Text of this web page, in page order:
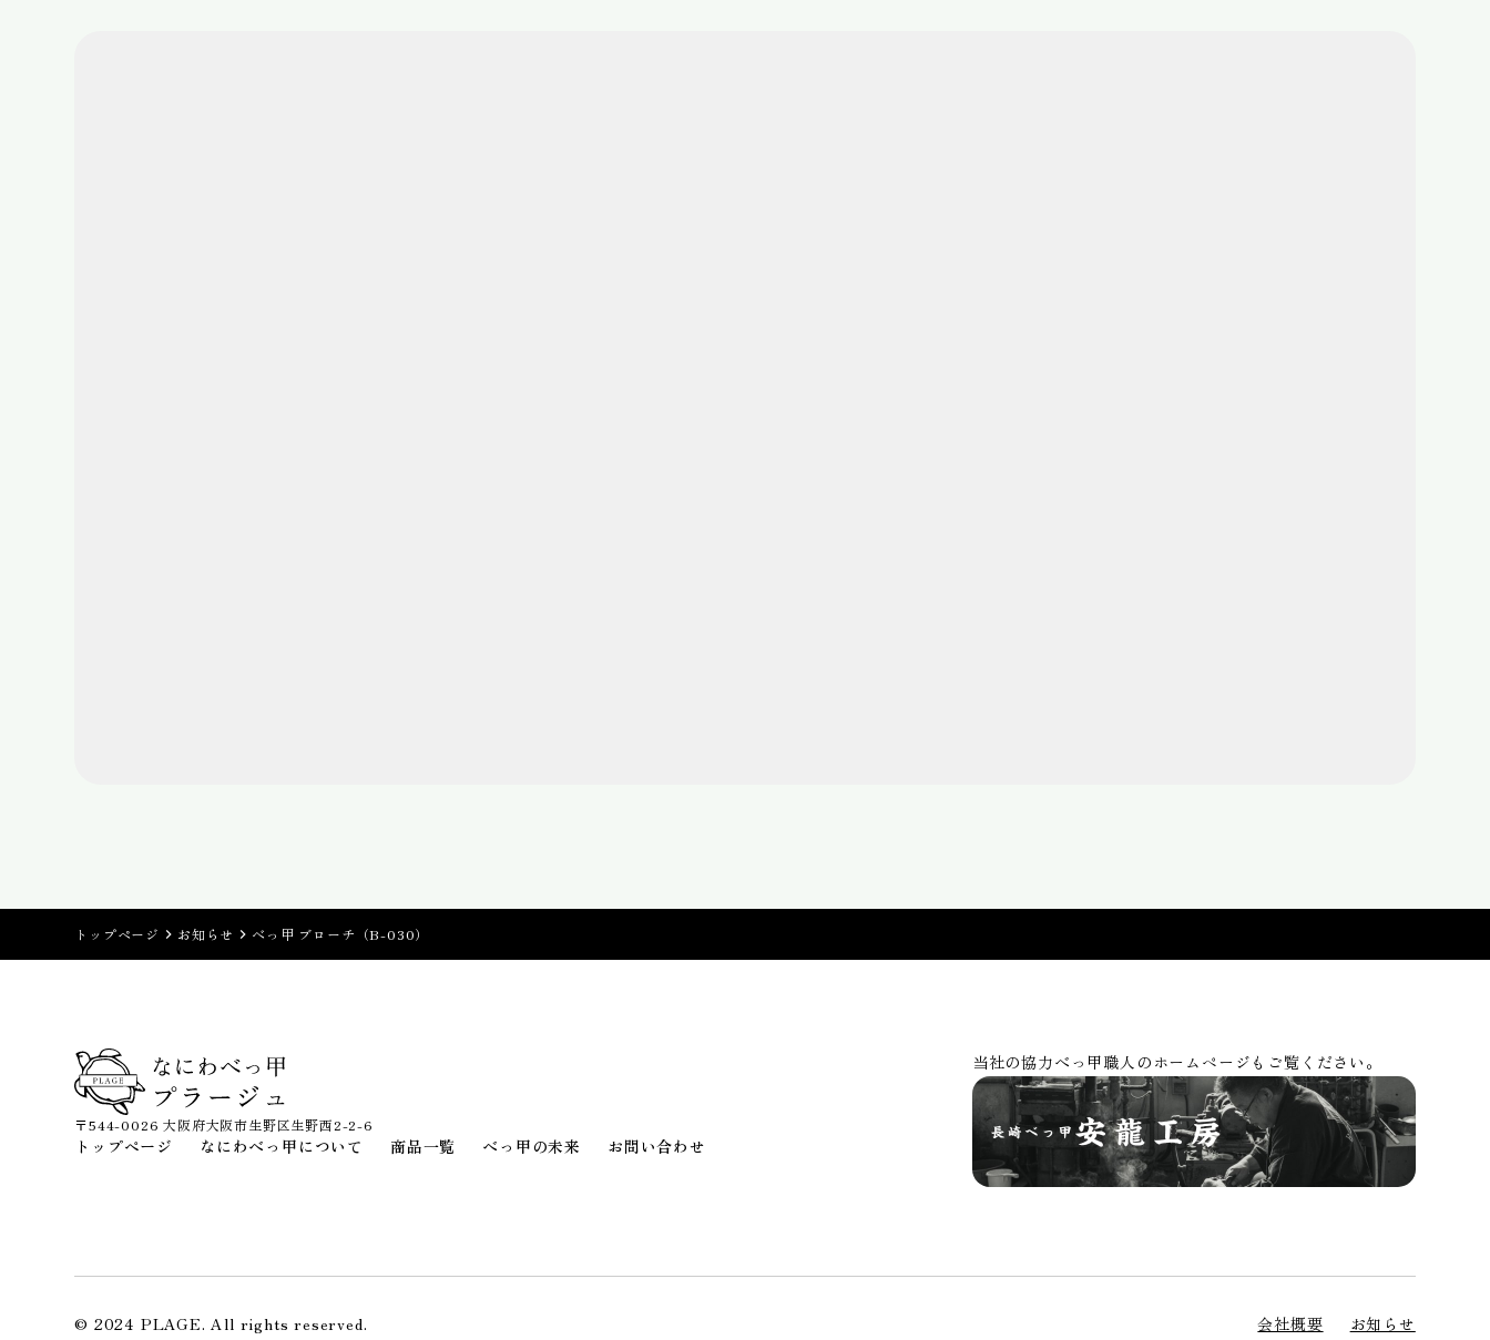
トップページ お知らせ べっ甲 ブローチ（B-030）
〒544-0026 大阪府大阪市生野区生野西2-2-6
トップページ なにわべっ甲について 商品一覧 べっ甲の未来 お問い合わせ
当社の協力べっ甲職人のホームページもご覧ください。
© 2024 PLAGE. All rights reserved. 会社概要 お知らせ